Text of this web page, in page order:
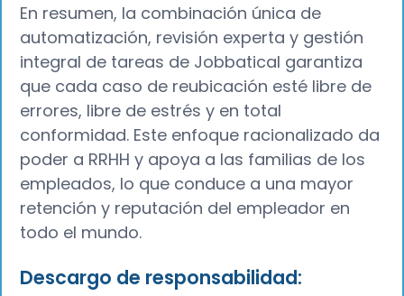
En resumen, la combinación única de
automatización, revisión experta y gestión
integral de tareas de Jobbatical garantiza
que cada caso de reubicación esté libre de
errores, libre de estrés y en total
conformidad. Este enfoque racionalizado da
poder a RRHH y apoya a las familias de los
empleados, lo que conduce a una mayor
retención y reputación del empleador en
todo el mundo.
Descargo de responsabilidad: